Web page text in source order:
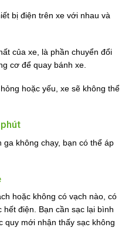
bị điện trên xe với nhau và
của xe, là phần chuyển đổi
cơ để quay bánh xe.
hoặc yếu, xe sẽ không thể
không chạy, bạn có thể áp
hoặc không có vạch nào, có
điện. Bạn cần sạc lại bình
quy mới nhận thấy sạc không